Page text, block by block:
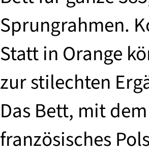
Sprungrahmen.
Statt in Orange
zur stilechten
Das Bett, mit
französisches